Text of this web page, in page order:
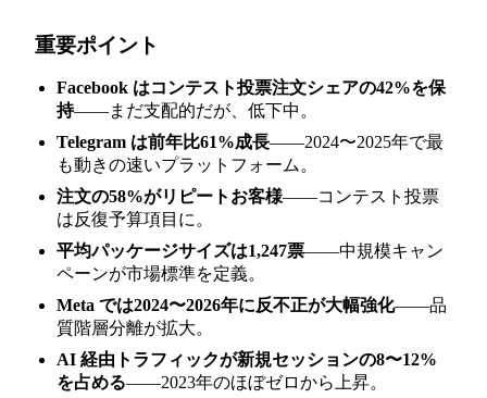
重要ポイント
Facebook はコンテスト投票注文シェアの42%を保
持――まだ支配的だが、低下中。
Telegram は前年比61%成長――2024〜2025年で最
も動きの速いプラットフォーム。
注文の58%がリピートお客様――コンテスト投票
は反復予算項目に。
平均パッケージサイズは1,247票――中規模キャン
ペーンが市場標準を定義。
Meta では2024〜2026年に反不正が大幅強化――品
質階層分離が拡大。
AI 経由トラフィックが新規セッションの8〜12%
を占める――2023年のほぼゼロから上昇。